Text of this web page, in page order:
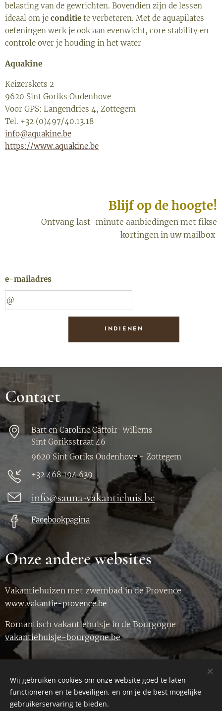
belasting van de gewrichten. Bovendien zijn de lessen
ideaal om je conditie te verbeteren. Met de aquapilates
oefeningen werk je ook aan evenwicht, core stability en
controle over je houding in het water
Aquakine
Keizerskets 2
9620 Sint Goriks Oudenhove
Voor GPS: Langendries 4, Zottegem
Tel. +32 (0)497/40.13.18
info@aquakine.be
https://www.aquakine.be
Blijf op de hoogte!
Ontvang last-minute aanbiedingen met fikse
kortingen in uw mailbox
e-mailadres
INDIENEN
Contact
Bart en Caroline Cattoir-Willems
Sint Goriksstraat 46
9620 Sint Goriks Oudenhove - Zottegem
+32 468 194 639
info@sauna-vakantiehuis.be
Facebookpagina
Onze andere websites
Vakantiehuizen met zwembad in de Provence
www.vakantie-provence.be
Romantisch vakantiehuisje in de Bourgogne
vakantiehuisje-bourgogne.be
info@sauna-vakantiehuis.be
Privacy policy
Wij gebruiken cookies om onze website goed te laten
functioneren en te beveiligen, en om je de best mogelijke
gebruikerservaring te bieden.